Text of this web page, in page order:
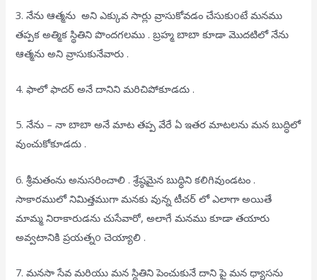
3. నేను ఆత్మను అని ఎక్కువ సార్లు వ్రాసుకోవడం చేసుకుoటే మనము
తప్పక అత్మిక స్థితిని పొందగలము . బ్రహ్మ బాబా కూడా మొదటిలో నేను
ఆత్మను అని వ్రాసుకునేవారు .
4. ఫాలో ఫాదర్ అనే దానిని మరిచిపోకూడదు .
5. నేను – నా బాబా అనే మాట తప్ప వేరే ఏ ఇతర మాటలను మన బుద్ధిలో
వుంచుకోకూడదు .
6. శ్రీమతంను అనుసరించాలి . శ్రేష్ఠమైన బుధ్ధిని కలిగివుండటం .
సాకారములో నిమిత్తముగా మనకు వున్న టీచర్ లో ఎలాగా అయితే
మామ్మ నిరాకారుడను చుసేవారో, అలాగే మనము కూడా తయారు
అవ్వటానికి ప్రయత్నo చెయ్యాలి .
7. మనసా సేవ మరియు మన స్థితిని పెంచుకునే దాని పై మన ధ్యాసను